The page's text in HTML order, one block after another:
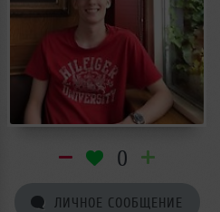
0
ЛИЧНОЕ СООБЩЕНИЕ